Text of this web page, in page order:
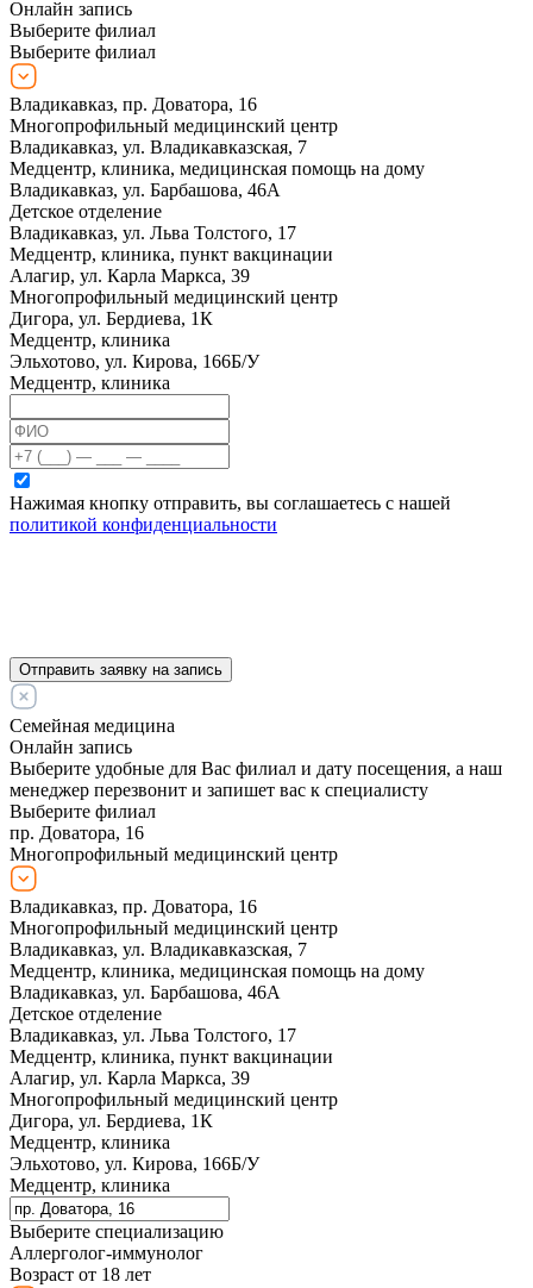
Онлайн запись
Выберите филиал
Выберите филиал
Владикавказ, пр. Доватора, 16
Многопрофильный медицинский центр
Владикавказ, ул. Владикавказская, 7
Медцентр, клиника, медицинская помощь на дому
Владикавказ, ул. Барбашова, 46А
Детское отделение
Владикавказ, ул. Льва Толстого, 17
Медцентр, клиника, пункт вакцинации
Алагир, ул. Карла Маркса, 39
Многопрофильный медицинский центр
Дигора, ул. Бердиева, 1К
Медцентр, клиника
Эльхотово, ул. Кирова, 166Б/У
Медцентр, клиника
Нажимая кнопку отправить, вы соглашаетесь с нашей
политикой конфиденциальности
Отправить заявку на запись
Семейная медицина
Онлайн запись
Выберите удобные для Вас филиал и дату посещения, а наш
менеджер перезвонит и запишет вас к специалисту
Выберите филиал
пр. Доватора, 16
Многопрофильный медицинский центр
Владикавказ, пр. Доватора, 16
Многопрофильный медицинский центр
Владикавказ, ул. Владикавказская, 7
Медцентр, клиника, медицинская помощь на дому
Владикавказ, ул. Барбашова, 46А
Детское отделение
Владикавказ, ул. Льва Толстого, 17
Медцентр, клиника, пункт вакцинации
Алагир, ул. Карла Маркса, 39
Многопрофильный медицинский центр
Дигора, ул. Бердиева, 1К
Медцентр, клиника
Эльхотово, ул. Кирова, 166Б/У
Медцентр, клиника
Выберите специализацию
Аллерголог-иммунолог
Возраст от 18 лет